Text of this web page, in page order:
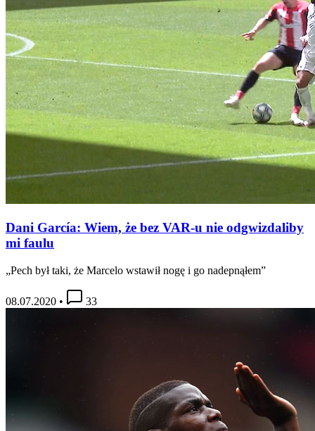
Dani García: Wiem, że bez VAR-u nie odgwizdaliby
mi faulu
„Pech był taki, że Marcelo wstawił nogę i go nadepnąłem”
08.07.2020 • 33